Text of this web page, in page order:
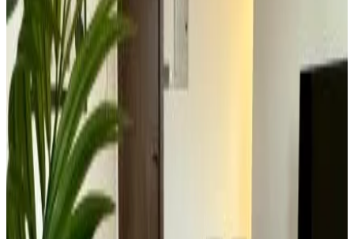
Más características
Selecciona la fecha de llegada
Escoge las fechas para tu estancia para ver disponibilidad y precios
Escoge las fechas de tu estancia
Fechas
Escoge las fechas de tu estancia
Personas
Escoge las fechas para tu estancia para ver disponibilidad y precios